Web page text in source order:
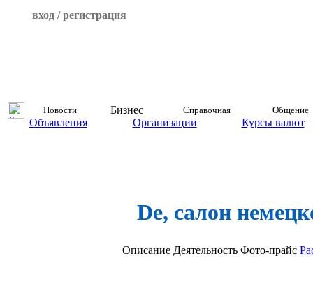
вход / регистрация
Новости Бизнес Справочная Общение
Объявления Организации Курсы валют
De, салон
Описание Деятельность Фото-прайс